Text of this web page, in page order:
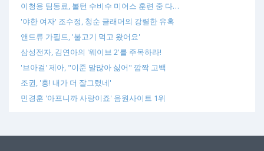
이청용 팀동료, 볼턴 수비수 미어스 훈련 중 다…
'야한 여자' 조수정, 청순 글래머의 강렬한 유혹
앤드류 가필드, '불고기 먹고 왔어요'
삼성전자, 김연아의 '웨이브 2'를 주목하라!
'브아걸' 제아, "이준 말많아 싫어" 깜짝 고백
조권, '흥! 내가 더 잘그렸네'
민경훈 '아프니까 사랑이죠' 음원사이트 1위